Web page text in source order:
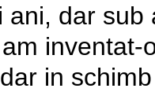
ani, dar
am
in